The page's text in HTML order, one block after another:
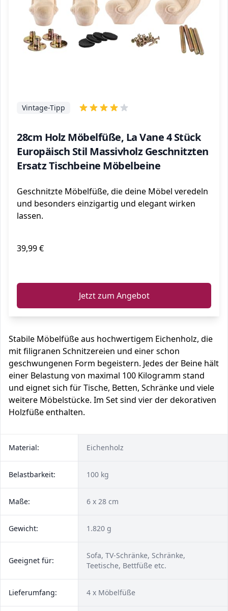
28cm Holz Möbelfüße, La Vane 4 Stück
Europäisch Stil Massivholz Geschnitzten
Ersatz Tischbeine Möbelbeine
Vintage-Tipp
Geschnitzte Möbelfüße, die deine Möbel veredeln
und besonders einzigartig und elegant wirken
lassen.
39,99 €
Jetzt zum Angebot
Stabile Möbelfüße aus hochwertigem Eichenholz, die
mit filigranen Schnitzereien und einer schon
geschwungenen Form begeistern. Jedes der Beine hält
einer Belastung von maximal 100 Kilogramm stand
und eignet sich für Tische, Betten, Schränke und viele
weitere Möbelstücke. Im Set sind vier der dekorativen
Holzfüße enthalten.
Material: Eichenholz
Belastbarkeit: 100 kg
Maße: 6 x 28 cm
Gewicht: 1.820 g
Geeignet für:
Sofa, TV-Schränke, Schränke,
Teetische, Bettfüße etc.
Lieferumfang: 4 x Möbelfüße